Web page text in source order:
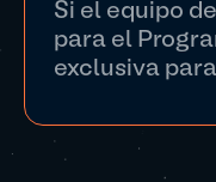
Si el equipo
para el
exclusiva